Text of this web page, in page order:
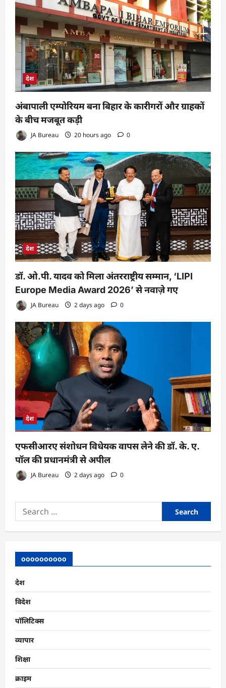
देश
अंबापाली एम्पोरियम बना बिहार के कारीगरों और ग्राहकों
के बीच मजबूत कड़ी
JA Bureau 20 hours ago 0
देश
डॉ. ओ.पी. यादव को मिला अंतरराष्ट्रीय सम्मान, ‘LIPI
Europe Media Award 2026’ से नवाज़े गए
JA Bureau 2 days ago 0
देश
एफसीआरए संशोधन विधेयक वापस लेने की डॉ. के. ए.
पॉल की प्रधानमंत्री से अपील
JA Bureau 2 days ago 0
Search
for:
oooooooooo
देश
विदेश
पॉलिटिक्स
व्यापार
शिक्षा
क्राइम